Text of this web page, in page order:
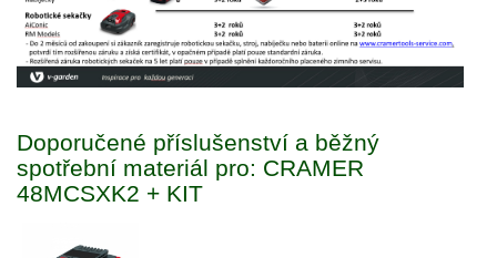
Doporučené příslušenství a běžný
spotřební materiál pro: CRAMER
48MCSXK2 + KIT